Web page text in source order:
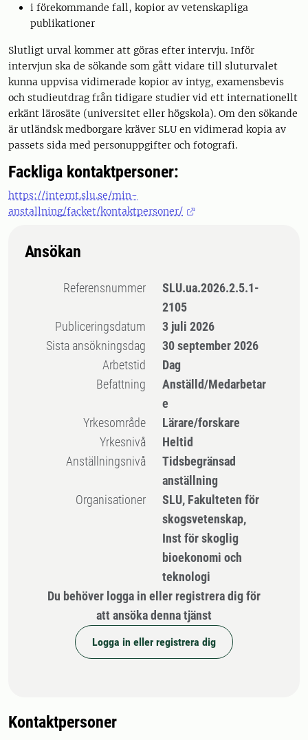
i förekommande fall, kopior av vetenskapliga
publikationer
Slutligt urval kommer att göras efter intervju. Inför
intervjun ska de sökande som gått vidare till sluturvalet
kunna uppvisa vidimerade kopior av intyg, examensbevis
och studieutdrag från tidigare studier vid ett internationellt
erkänt lärosäte (universitet eller högskola). Om den sökande
är utländsk medborgare kräver SLU en vidimerad kopia av
passets sida med personuppgifter och fotografi.
Fackliga kontaktpersoner:
https://internt.slu.se/min-
anstallning/facket/kontaktpersoner/
Ansökan
Referensnummer
SLU.ua.2026.2.5.1-
2105
Publiceringsdatum
3 juli 2026
Sista ansökningsdag
30 september 2026
Arbetstid
Dag
Befattning
Anställd/Medarbetar
e
Yrkesområde
Lärare/forskare
Yrkesnivå
Heltid
Anställningsnivå
Tidsbegränsad
anställning
Organisationer
SLU, Fakulteten för
skogsvetenskap,
Inst för skoglig
bioekonomi och
teknologi
Du behöver logga in eller registrera dig för
att ansöka denna tjänst
Logga in eller registrera dig
Kontaktpersoner